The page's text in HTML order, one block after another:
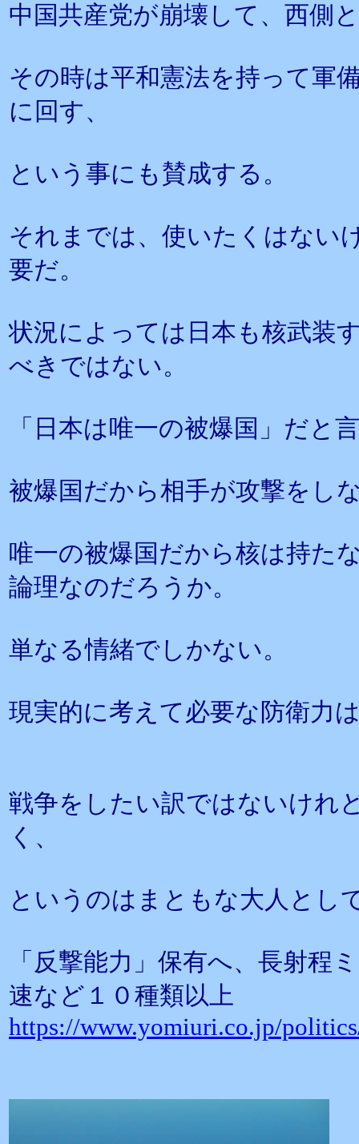
中国共産党が崩壊して、西側
その時は平和憲法を持って軍
に回す、
という事にも賛成する。
それまでは、使いたくはない
要だ。
状況によっては日本も核武装
べきではない。
「日本は唯一の被爆国」だと
被爆国だから相手が攻撃をし
唯一の被爆国だから核は持た
論理なのだろうか。
単なる情緒でしかない。
現実的に考えて必要な防衛力
戦争をしたい訳ではないけれ
く、
というのはまともな大人とし
「反撃能力」保有へ、長射
速など１０種類以上
https://www.yomiuri.co.jp/